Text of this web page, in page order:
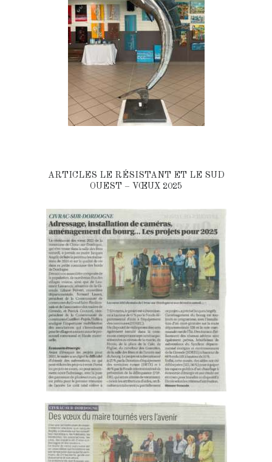
ARTICLES LE RÉSISTANT ET LE SUD
OUEST – VŒUX 2025